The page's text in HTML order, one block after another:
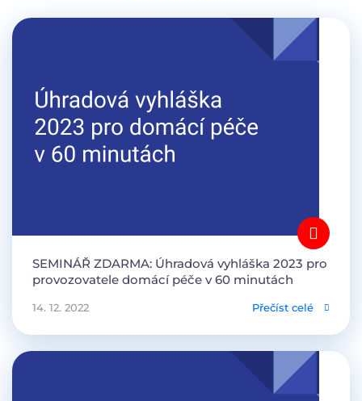
SEMINÁŘ ZDARMA: Úhradová vyhláška 2023 pro
provozovatele domácí péče v 60 minutách
14. 12. 2022 Přečíst celé